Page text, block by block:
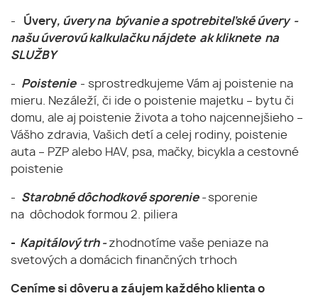
- Úvery, úvery na bývanie a spotrebiteľské úvery -
našu úverovú kalkulačku nájdete ak kliknete na
SLUŽBY
- Poistenie - sprostredkujeme Vám aj poistenie na
mieru. Nezáleží, či ide o poistenie majetku – bytu či
domu, ale aj poistenie života a toho najcennejšieho –
Vášho zdravia, Vašich detí a celej rodiny, poistenie
auta – PZP alebo HAV, psa, mačky, bicykla a cestovné
poistenie
- Starobné dôchodkové sporenie -sporenie
na dôchodok formou 2. piliera
- Kapitálový trh -zhodnotíme vaše peniaze na
svetových a domácich finančných trhoch
Ceníme si dôveru a záujem každého klienta o